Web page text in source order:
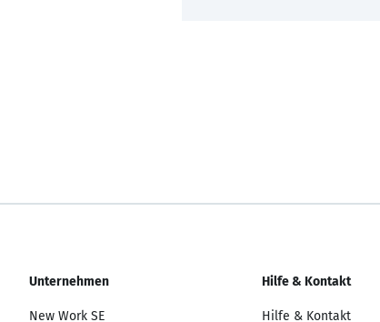
Unternehmen
New Work SE
Hilfe & Kontakt
Hilfe & Kontakt